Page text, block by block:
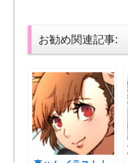
お勧め関連記事: